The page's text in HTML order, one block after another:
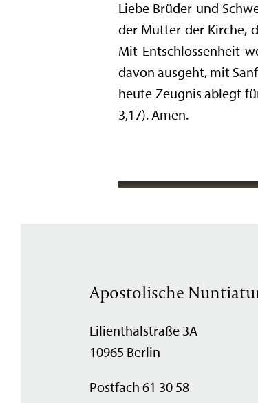
Liebe Brüder und
der Mutter der Kirche,
Mit Entschlossenheit
davon ausgeht, mit
heute Zeugnis ablegt
3,17). Amen.
Apostolische
Lilienthalstraße 3A
10965 Berlin
Postfach 61 30 58